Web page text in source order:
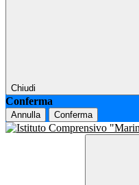
Chiudi
Conferma
Annulla Conferma